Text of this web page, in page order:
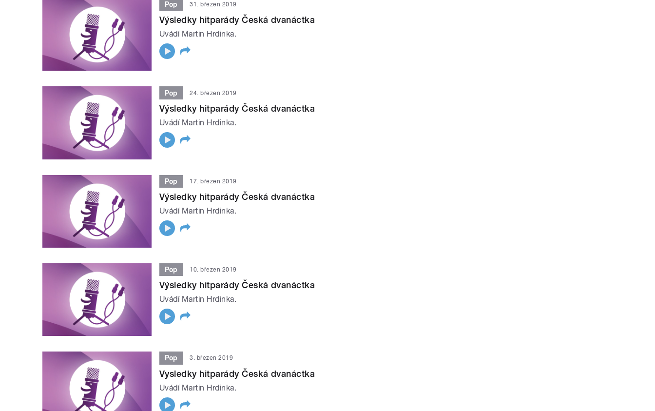
Pop 31. březen 2019
Výsledky hitparády Česká dvanáctka
Uvádí Martin Hrdinka.
Pop 24. březen 2019
Výsledky hitparády Česká dvanáctka
Uvádí Martin Hrdinka.
Pop 17. březen 2019
Výsledky hitparády Česká dvanáctka
Uvádí Martin Hrdinka.
Pop 10. březen 2019
Výsledky hitparády Česká dvanáctka
Uvádí Martin Hrdinka.
Pop 3. březen 2019
Vysledky hitparády Česká dvanáctka
Uvádí Martin Hrdinka.